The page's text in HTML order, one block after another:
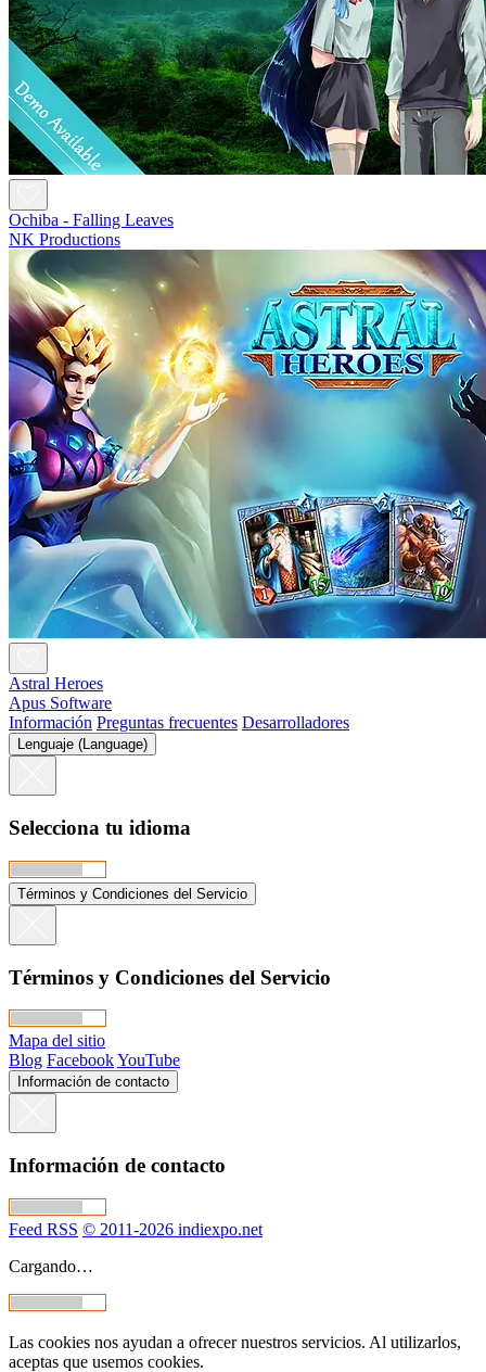
Ochiba - Falling Leaves
NK Productions
Astral Heroes
Apus Software
Información Preguntas frecuentes Desarrolladores
Lenguaje (Language)
Selecciona tu idioma
Términos y Condiciones del Servicio
Términos y Condiciones del Servicio
Mapa del sitio
Blog FacebookYouTube
Información de contacto
Información de contacto
Feed RSS © 2011-2026 indiexpo.net
Cargando…
Las cookies nos ayudan a ofrecer nuestros servicios. Al utilizarlos,
aceptas que usemos cookies.